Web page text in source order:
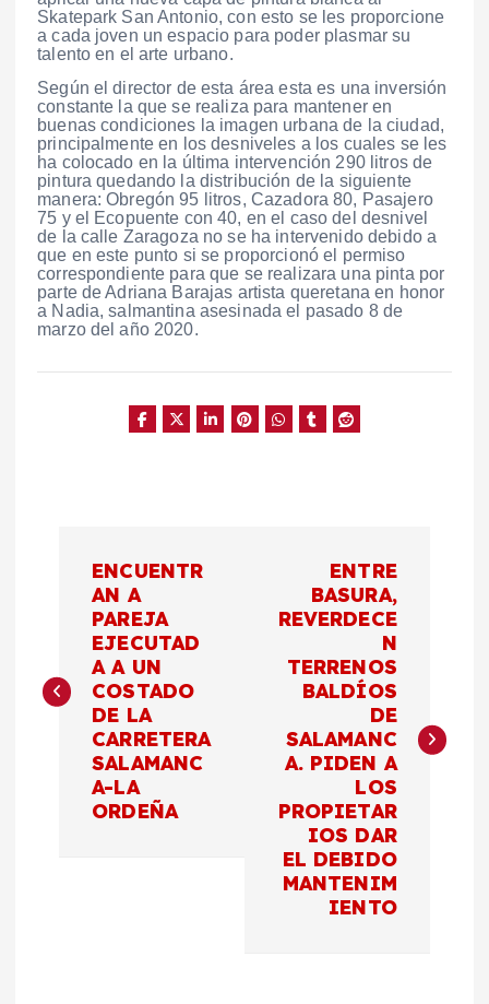
Skatepark San Antonio, con esto se les proporcione
a cada joven un espacio para poder plasmar su
talento en el arte urbano.
Según el director de esta área esta es una inversión
constante la que se realiza para mantener en
buenas condiciones la imagen urbana de la ciudad,
principalmente en los desniveles a los cuales se les
ha colocado en la última intervención 290 litros de
pintura quedando la distribución de la siguiente
manera: Obregón 95 litros, Cazadora 80, Pasajero
75 y el Ecopuente con 40, en el caso del desnivel
de la calle Zaragoza no se ha intervenido debido a
que en este punto si se proporcionó el permiso
correspondiente para que se realizara una pinta por
parte de Adriana Barajas artista queretana en honor
a Nadia, salmantina asesinada el pasado 8 de
marzo del año 2020.
e
ENCUENTR
AN A
PAREJA
EJECUTAD
A A UN
COSTADO
DE LA
CARRETERA
SALAMANC
A-LA
ORDEÑA
ENTRE
BASURA,
REVERDECE
N
TERRENOS
BALDÍOS
DE
SALAMANC
A. PIDEN A
LOS
PROPIETAR
IOS DAR
EL DEBIDO
MANTENIM
IENTO